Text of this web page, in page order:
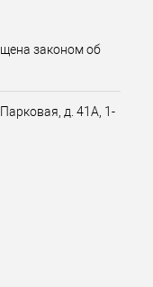
законом об
д. 41А, 1-